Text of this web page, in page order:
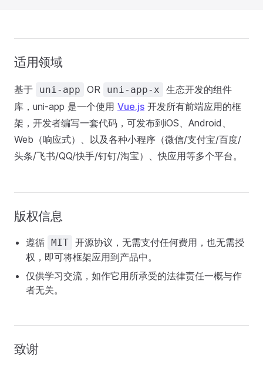
适用领域
基于 uni-app OR uni-app-x
生态开发的组件
库，uni-app 是一个使用 Vue.js 开发所有前端应用的框
架，开发者编写一套代码，可发布到iOS、Android、
Web（响应式）、以及各种小程序（微信/支付宝/百度/
头条/飞书/QQ/快手/钉钉/淘宝）、快应用等多个平台。
版权信息
遵循 MIT 开源协议，无需支付任何费用，也无需授
权，即可将框架应用到产品中。
仅供学习交流，如作它用所承受的法律责任一概与作
者无关。
致谢